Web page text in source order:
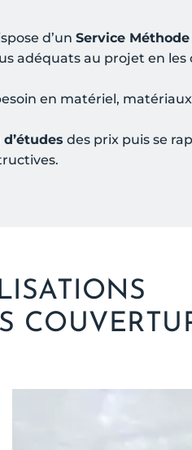
d’unService Méthode
adéquats au projet en
en matériel,
des prix puis se